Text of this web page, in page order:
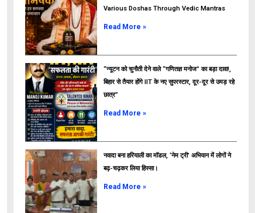
ads
Various Doshas Through Vedic Mantras
Read More »
“न्यूटन को चुनौती देने वाले “गणितज्ञ मनोज” का बड़ा दावा!,
बिहार से तैयार होंगे IIT के नए सुपरस्टार, दूर-दूर से उमड़ रहे
छात्र”
Read More »
नवादा बना हरियाली का मॉडल, ‘नेम ट्री’ अभियान में लोगों ने
बढ़-चढ़कर लिया हिस्सा।
Read More »